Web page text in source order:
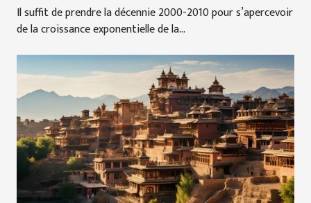
Il suffit de prendre la décennie 2000-2010 pour s’apercevoir
de la croissance exponentielle de la...